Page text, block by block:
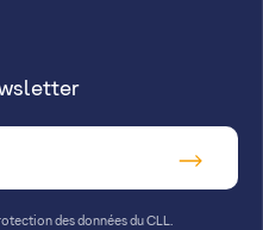
des données du CLL.